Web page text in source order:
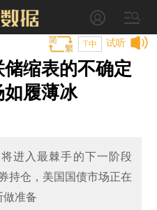
试听
T中
储缩表的不确定
履薄冰
进入最棘手的下一阶段
仓，美国国债市场正在
做准备